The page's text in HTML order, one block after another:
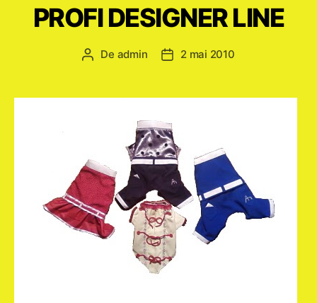
PROFI DESIGNER LINE
Autor
De admin
Dată2 mai 2010